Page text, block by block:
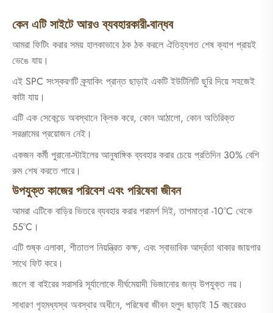
কেন এটি সাইটে আরও ব্যবহারকারী-বান্ধব
আমরা ফিটিং করার সময় হালকাভাবে ঠক ঠক করলে ঐতিহ্যগত শেষ ক্যাপ প্রায়ই
ভেঙে যায়।
এই SPC সংস্করণটি ক্র্যাকিং প্রান্ত ছাড়াই একটি ইউটিলিটি ছুরি দিয়ে সহজেই
কাটা যায়।
এটি এক সেকেন্ডে অবস্থানে ক্লিক করে, কোন আঠালো, কোন অতিরিক্ত
সরঞ্জামের প্রয়োজন নেই।
একজন কর্মী পুরানো-স্টাইলের আনুষাঙ্গিক ব্যবহার করার চেয়ে প্রতিদিন 30% বেশি
রুম শেষ করতে পারে।
উপযুক্ত কাজের পরিবেশ এবং পরিষেবা জীবন
আমরা এটিকে বাড়ির ভিতরে ব্যবহার করার পরামর্শ দিই, তাপমাত্রা -10°C থেকে
55°C।
এটি শুষ্ক এলাকা, শীতাতপ নিয়ন্ত্রিত কক্ষ, এবং স্বাভাবিক আর্দ্রতা থাকার জায়গার
সাথে ফিট করে।
জলে বা বাইরের সরাসরি সূর্যালোকে দীর্ঘমেয়াদী ভিজানোর জন্য উপযুক্ত নয়।
সাধারণ গৃহমধ্যস্থ অবস্থার অধীনে, পরিষেবা জীবন হলুদ ছাড়াই 15 বছরেরও